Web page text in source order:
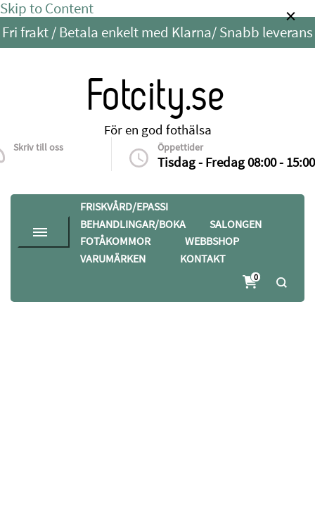
Skip to Content
Fri frakt / Betala enkelt med Klarna/ Snabb leverans
Fotcity.se
För en god fothälsa
Skriv till oss Öppettider
Tisdag - Fredag 08:00 - 15:00
FRISKVÅRD/EPASSI
BEHANDLINGAR/BOKA
SALONGEN
FOTÅKOMMOR
WEBBSHOP
VARUMÄRKEN
KONTAKT
0